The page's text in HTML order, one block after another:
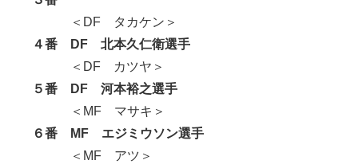
＜DF タカケン＞
４番 DF 北本久仁衛選手
＜DF カツヤ＞
５番 DF 河本裕之選手
＜MF マサキ＞
６番 MF エジミウソン選手
＜MF アツ＞